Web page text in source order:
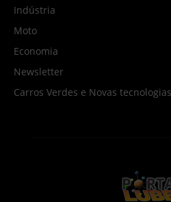
Indústria
Moto
Economia
Newsletter
Carros Verdes e Novas